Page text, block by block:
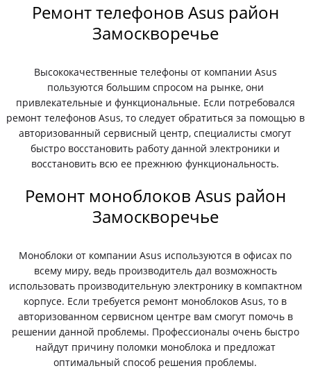
Ремонт телефонов Asus район
Замоскворечье
Высококачественные телефоны от компании Asus
пользуются большим спросом на рынке, они
привлекательные и функциональные. Если потребовался
ремонт телефонов Asus, то следует обратиться за помощью в
авторизованный сервисный центр, специалисты смогут
быстро восстановить работу данной электроники и
восстановить всю ее прежнюю функциональность.
Ремонт моноблоков Asus район
Замоскворечье
Моноблоки от компании Asus используются в офисах по
всему миру, ведь производитель дал возможность
использовать производительную электронику в компактном
корпусе. Если требуется ремонт моноблоков Asus, то в
авторизованном сервисном центре вам смогут помочь в
решении данной проблемы. Профессионалы очень быстро
найдут причину поломки моноблока и предложат
оптимальный способ решения проблемы.